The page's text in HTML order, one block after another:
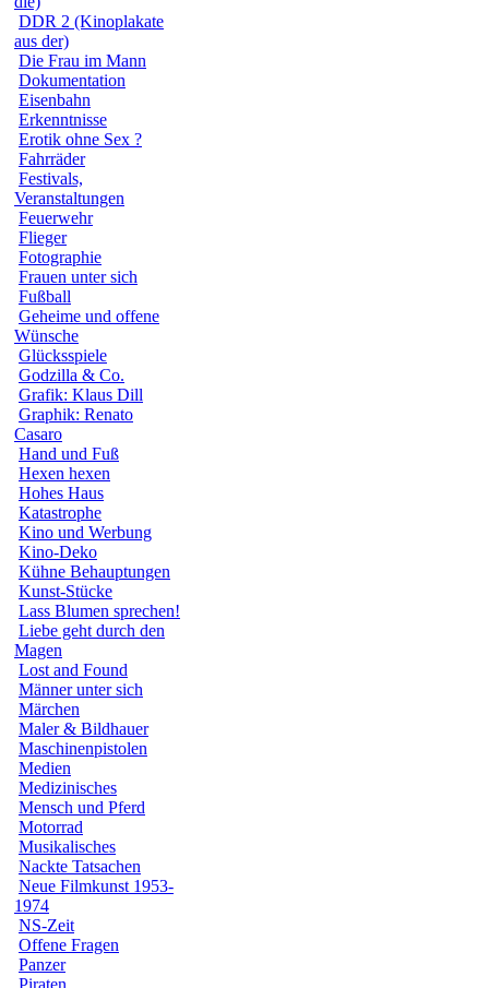
DDR 2 (Kinoplakate
aus der)
Die Frau im Mann
Dokumentation
Eisenbahn
Erkenntnisse
Erotik ohne Sex ?
Fahrräder
Festivals,
Veranstaltungen
Feuerwehr
Flieger
Fotographie
Frauen unter sich
Fußball
Geheime und offene
Wünsche
Glücksspiele
Godzilla & Co.
Grafik: Klaus Dill
Graphik: Renato
Casaro
Hand und Fuß
Hexen hexen
Hohes Haus
Katastrophe
Kino und Werbung
Kino-Deko
Kühne Behauptungen
Kunst-Stücke
Lass Blumen sprechen!
Liebe geht durch den
Magen
Lost and Found
Männer unter sich
Märchen
Maler & Bildhauer
Maschinenpistolen
Medien
Medizinisches
Mensch und Pferd
Motorrad
Musikalisches
Nackte Tatsachen
Neue Filmkunst 1953-
1974
NS-Zeit
Offene Fragen
Panzer
Piraten